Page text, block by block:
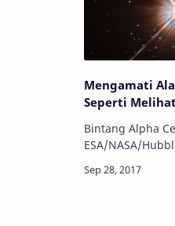
Mengamati
Seperti
Bintang Alpha
ESA/NASA/Hubble
semacam